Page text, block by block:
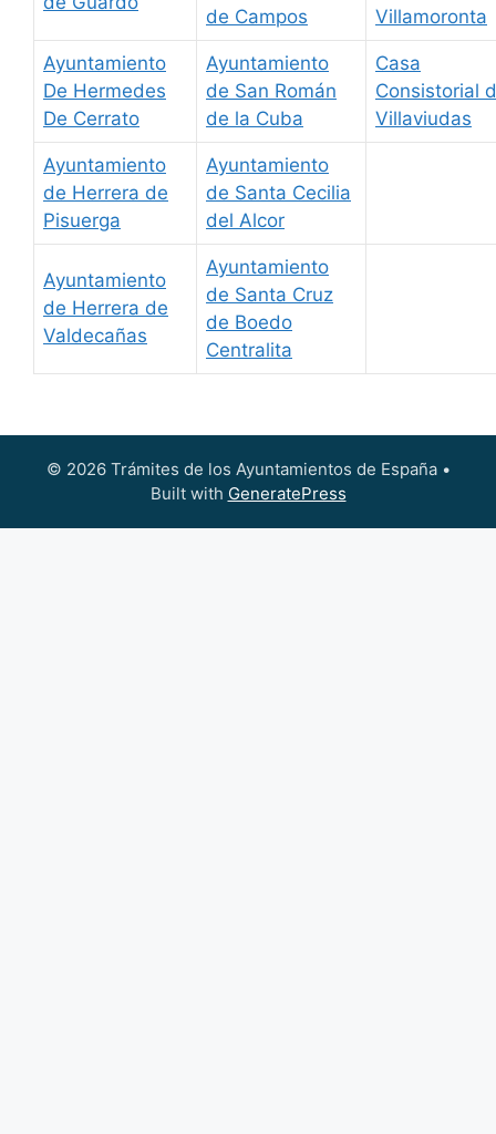
de Campos
Villamoronta
Ayuntamiento
De Hermedes
De Cerrato
Ayuntamiento
de San Román
de la Cuba
Casa
Consistorial
Villaviudas
Ayuntamiento
de Herrera de
Pisuerga
Ayuntamiento
de Santa Cecilia
del Alcor
Ayuntamiento
de Herrera de
Valdecañas
Ayuntamiento
de Santa Cruz
de Boedo
Centralita
© 2026 Trámites de los Ayuntamientos de España•
Built with GeneratePress